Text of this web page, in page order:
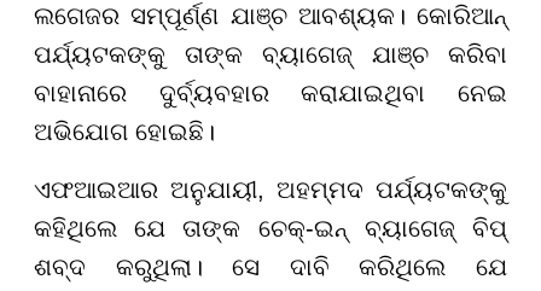
ଲଗେଜର ସମ୍ପୂର୍ଣ୍ଣ ଯାଞ୍ଚ ଆବଶ୍ୟକ। କୋରିଆନ୍
ପର୍ଯ୍ୟଟକଙ୍କୁ ତାଙ୍କ ବ୍ୟାଗେଜ୍ ଯାଞ୍ଚ କରିବା
ବାହାନାରେ ଦୁର୍ବ୍ୟବହାର କରାଯାଇଥିବା ନେଇ
ଅଭିଯୋଗ ହୋଇଛି।
ଏଫଆଇଆର ଅନୁଯାୟୀ, ଅହମ୍ମଦ ପର୍ଯ୍ୟଟକଙ୍କୁ
କହିଥିଲେ ଯେ ତାଙ୍କ ଚେକ୍-ଇନ୍ ବ୍ୟାଗେଜ୍ ବିପ୍
ଶବ୍ଦ କରୁଥିଲା। ସେ ଦାବି କରିଥିଲେ ଯେ